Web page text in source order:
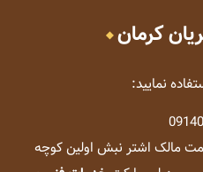
کرمان
نمایید:
مالک اشتر نبش اولین کوچه